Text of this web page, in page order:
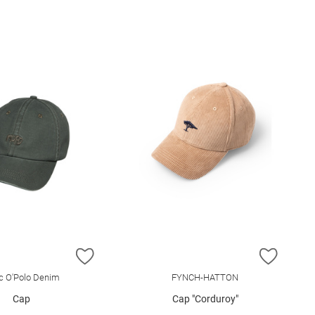
HINZUFÜGEN
O'Polo Denim
Cap
ZUR
FYNCH-HATTON
Cap "Corduroy"